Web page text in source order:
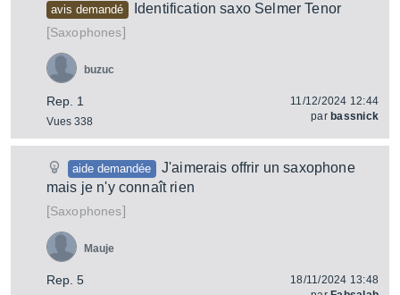
avis demandé
Identification saxo Selmer Tenor
[Saxophones]
Rep. 1
Vues 338
buzuc
11/12/2024 12:44
par bassnick
aide demandée
J'aimerais offrir un saxophone
mais je n'y connaît rien
[Saxophones]
Rep. 5
Mauje
18/11/2024 13:48